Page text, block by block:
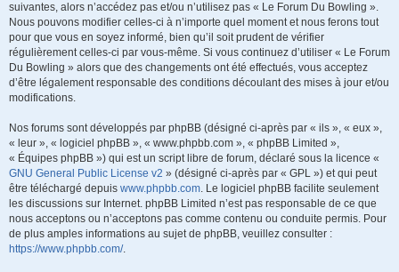
suivantes, alors n’accédez pas et/ou n’utilisez pas « Le Forum Du Bowling ».
Nous pouvons modifier celles-ci à n’importe quel moment et nous ferons tout
pour que vous en soyez informé, bien qu’il soit prudent de vérifier
régulièrement celles-ci par vous-même. Si vous continuez d’utiliser « Le Forum
Du Bowling » alors que des changements ont été effectués, vous acceptez
d’être légalement responsable des conditions découlant des mises à jour et/ou
modifications.
Nos forums sont développés par phpBB (désigné ci-après par « ils », « eux »,
« leur », « logiciel phpBB », « www.phpbb.com », « phpBB Limited »,
« Équipes phpBB ») qui est un script libre de forum, déclaré sous la licence «
GNU General Public License v2 » (désigné ci-après par « GPL ») et qui peut
être téléchargé depuis www.phpbb.com. Le logiciel phpBB facilite seulement
les discussions sur Internet. phpBB Limited n’est pas responsable de ce que
nous acceptons ou n’acceptons pas comme contenu ou conduite permis. Pour
de plus amples informations au sujet de phpBB, veuillez consulter :
https://www.phpbb.com/.